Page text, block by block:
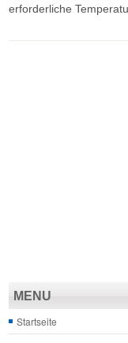
erforderliche
MENU
Startseite